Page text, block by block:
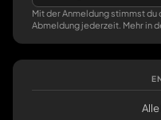
Mit der Anmeldung stimmst du
Abmeldung jederzeit. Mehr in